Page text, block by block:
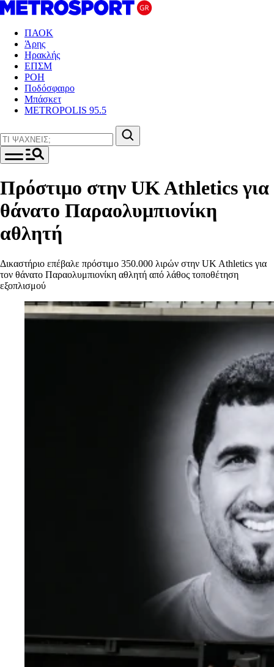
ΠΑΟΚ
Άρης
Ηρακλής
ΕΠΣΜ
ΡΟΗ
Ποδόσφαιρο
Μπάσκετ
METROPOLIS 95.5
Πρόστιμο στην UK Athletics για
θάνατο Παραολυμπιονίκη
αθλητή
Δικαστήριο επέβαλε πρόστιμο 350.000 λιρών στην UK Athletics για
τον θάνατο Παραολυμπιονίκη αθλητή από λάθος τοποθέτηση
εξοπλισμού